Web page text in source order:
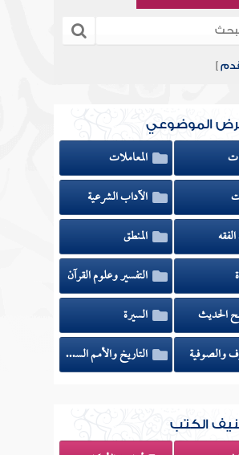
]
الموضوعي
المعاملات
الآداب الشرعية
المنطق
التفسير وعلوم القرآن
الحديث
السيرة
والصوفية
التاريخ والأمم السابقة
الكتب